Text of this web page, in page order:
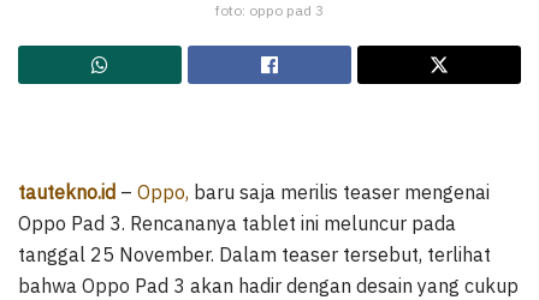
foto: oppo pad 3
tautekno.id – Oppo, baru saja merilis teaser mengenai
Oppo Pad 3. Rencananya tablet ini meluncur pada
tanggal 25 November. Dalam teaser tersebut, terlihat
bahwa Oppo Pad 3 akan hadir dengan desain yang cukup